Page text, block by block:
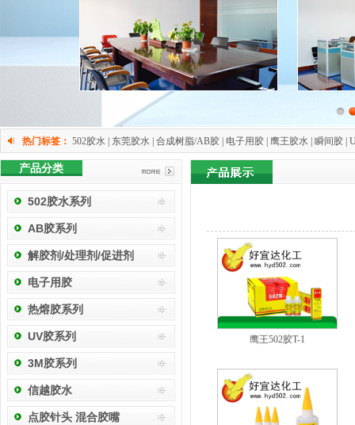
热门标签： 502胶水 | 东莞胶水 | 合成树脂/AB胶 | 电子用胶 | 鹰王胶水 | 瞬间胶 |
产品分类
502胶水系列
AB胶系列
解胶剂/处理剂/促进剂
电子用胶
热熔胶系列
UV胶系列
3M胶系列
信越胶水
点胶针头 混合胶嘴
鹰王502胶T-1